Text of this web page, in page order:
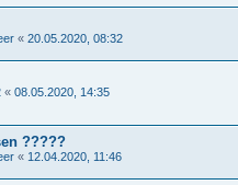
« 20.05.2020, 08:32
« 08.05.2020, 14:35
?????
« 12.04.2020, 11:46